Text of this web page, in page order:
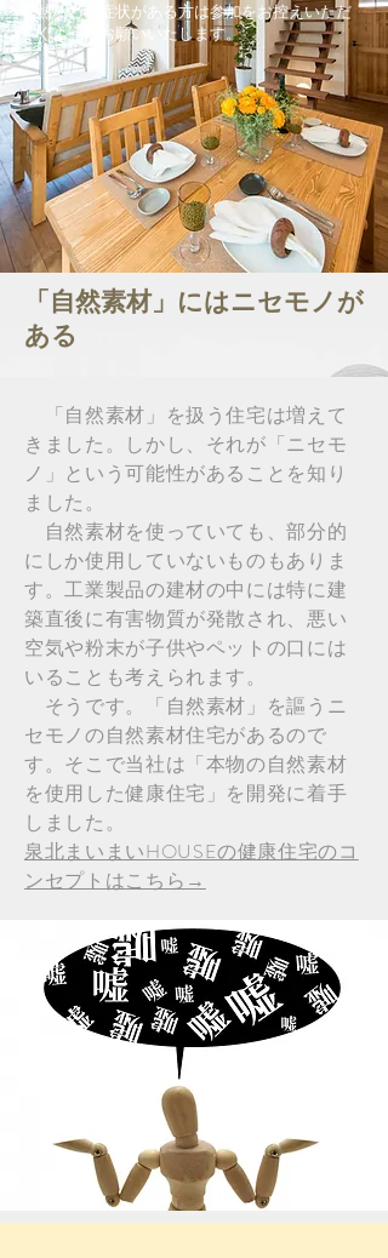
熱などの症状がある方は参加をお控えいただ
くようにお願いいたします。
「自然素材」にはニセモノが
ある
「自然素材」を扱う住宅は増えて
きました。しかし、それが「ニセモ
ノ」という可能性があることを知り
ました。
自然素材を使っていても、部分的
にしか使用していないものもありま
す。工業製品の建材の中には特に建
築直後に有害物質が発散され、悪い
空気や粉末が子供やペットの口には
いることも考えられます。
​ そうです。「自然素材」を謳うニ
セモノの自然素材住宅があるので
す。そこで当社は「本物の自然素材
を使用した健康住宅」を開発に着手
しました。
泉北まいまいHOUSEの健康住宅のコ
ンセプトはこちら→